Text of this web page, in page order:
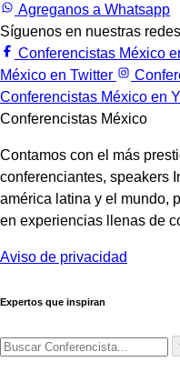
Agreganos a Whatsapp
Síguenos en nuestras
Conferencistas México
México en Twitter
Conferencistas México en
Conferencistas México
Contamos con el más
conferenciantes, speakers
américa latina y el mundo,
en experiencias llenas de
Aviso de privacidad
Expertos que inspiran